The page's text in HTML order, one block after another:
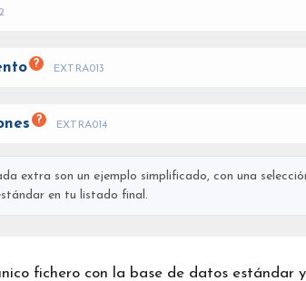
? EXTRA013
? EXTRA014
extra son un ejemplo simplificado, con una
en tu listado final.
fichero con la base de datos estándar